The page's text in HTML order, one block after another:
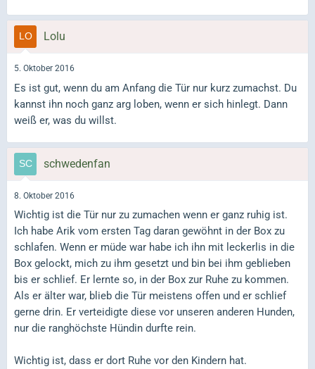
Lolu
5. Oktober 2016
Es ist gut, wenn du am Anfang die Tür nur kurz zumachst. Du
kannst ihn noch ganz arg loben, wenn er sich hinlegt. Dann
weiß er, was du willst.
schwedenfan
8. Oktober 2016
Wichtig ist die Tür nur zu zumachen wenn er ganz ruhig ist.
Ich habe Arik vom ersten Tag daran gewöhnt in der Box zu
schlafen. Wenn er müde war habe ich ihn mit leckerlis in die
Box gelockt, mich zu ihm gesetzt und bin bei ihm geblieben
bis er schlief. Er lernte so, in der Box zur Ruhe zu kommen.
Als er älter war, blieb die Tür meistens offen und er schlief
gerne drin. Er verteidigte diese vor unseren anderen Hunden,
nur die ranghöchste Hündin durfte rein.
Wichtig ist, dass er dort Ruhe vor den Kindern hat.